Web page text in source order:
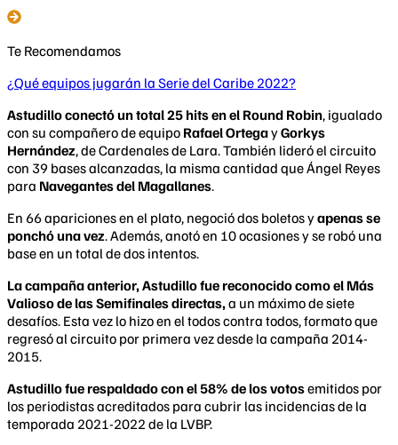
Te Recomendamos
¿Qué equipos jugarán la Serie del Caribe 2022?
Astudillo conectó un total 25 hits en el Round Robin, igualado
con su compañero de equipo Rafael OrtegayGorkys
Hernández, de Cardenales de Lara. También lideró el circuito
con 39 bases alcanzadas, la misma cantidad que Ángel Reyes
para Navegantes del Magallanes.
En 66 apariciones en el plato, negoció dos boletos yapenas se
ponchó una vez. Además, anotó en 10 ocasiones y se robó una
base en un total de dos intentos.
La campaña anterior, Astudillo fue reconocido como el Más
Valioso de las Semifinales directas,a un máximo de siete
desafíos. Esta vez lo hizo en el todos contra todos, formato que
regresó al circuito por primera vez desde la campaña 2014-
2015.
Astudillo fue respaldado con el 58% de los votosemitidos por
los periodistas acreditados para cubrir las incidencias de la
temporada 2021-2022 de la LVBP.